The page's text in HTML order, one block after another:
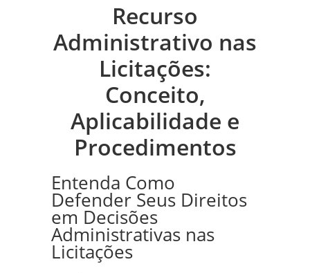
Recurso
Administrativo nas
Licitações:
Conceito,
Aplicabilidade e
Procedimentos
Entenda Como
Defender Seus Direitos
em Decisões
Administrativas nas
Licitações